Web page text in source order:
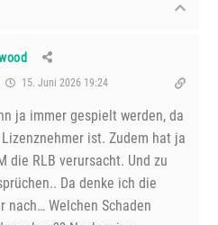
15. Juni 2026 19:24
ja immer gespielt werden, da
ist. Zudem hat ja
die RLB verursacht. Und zu
Da denke ich die
nach… Welchen Schaden